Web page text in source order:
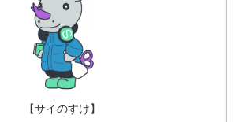
【サイのすけ】